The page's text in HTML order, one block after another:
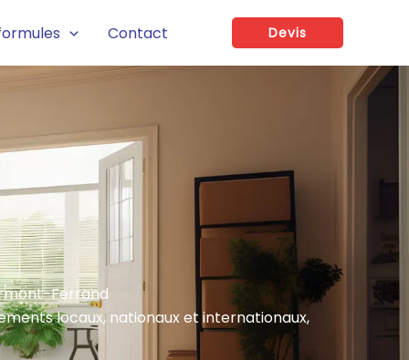
Contact Devis
Ferrand
locaux, nationaux et internationaux,